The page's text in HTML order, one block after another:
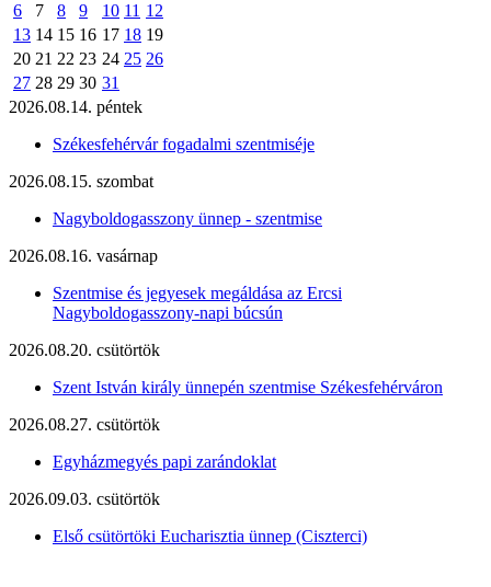
6
7 8 9 10 11 12
13 14 15 16 17 18 19
20 21 22 23 24 25 26
27 28 29 30 31
2026.08.14. péntek
Székesfehérvár fogadalmi szentmiséje
2026.08.15. szombat
Nagyboldogasszony ünnep - szentmise
2026.08.16. vasárnap
Szentmise és jegyesek megáldása az Ercsi
Nagyboldogasszony-napi búcsún
2026.08.20. csütörtök
Szent István király ünnepén szentmise Székesfehérváron
2026.08.27. csütörtök
Egyházmegyés papi zarándoklat
2026.09.03. csütörtök
Első csütörtöki Eucharisztia ünnep (Ciszterci)